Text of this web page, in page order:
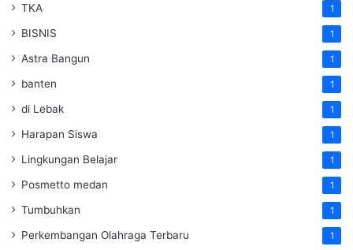
TKA 1
BISNIS 1
Astra Bangun 1
banten 1
di Lebak 1
Harapan Siswa 1
Lingkungan Belajar 1
Posmetto medan 1
Tumbuhkan 1
Perkembangan Olahraga Terbaru 1